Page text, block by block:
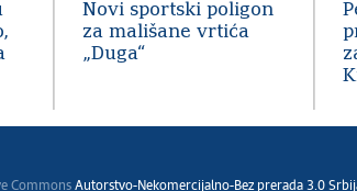
Novi sportski poligon
za mališane vrtića
„Duga“
Commons Autorstvo-Nekomercijalno-Bez prerada 3.0